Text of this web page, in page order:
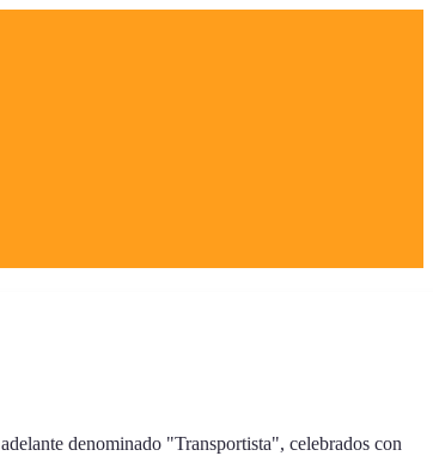
denominado "Transportista", celebrados con